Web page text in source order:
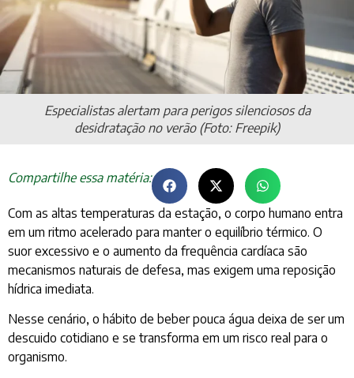
Especialistas alertam para perigos silenciosos da
desidratação no verão (Foto: Freepik)
Compartilhe essa matéria:
Com as altas temperaturas da estação, o corpo humano entra
em um ritmo acelerado para manter o equilíbrio térmico. O
suor excessivo e o aumento da frequência cardíaca são
mecanismos naturais de defesa, mas exigem uma reposição
hídrica imediata.
Nesse cenário, o hábito de beber pouca água deixa de ser um
descuido cotidiano e se transforma em um risco real para o
organismo.